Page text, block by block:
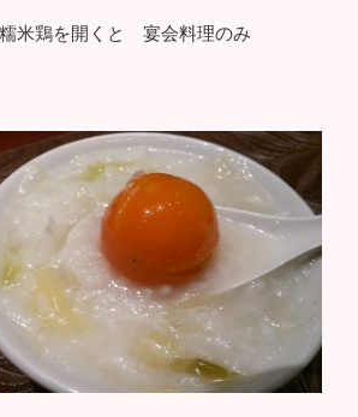
米鶏を開くと 宴会料理のみ